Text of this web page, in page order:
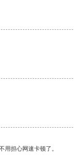
担心网速卡顿了。